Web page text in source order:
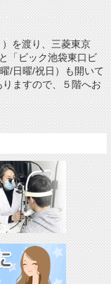
を渡り、三菱東京
「ビック池袋東口ビ
/日曜/祝日）も開いて
ますので、５階へお